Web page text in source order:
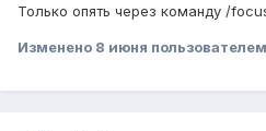
Только опять через команду /
Изменено 8 июня